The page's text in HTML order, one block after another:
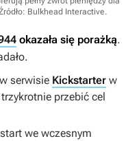
Bulkhead Interactive.
okazała się porażką.
serwisie Kickstarter w
przebić cel
we wczesnym